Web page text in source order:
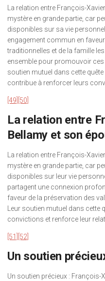
La relation entre François-
mystère en grande partie, car
disponibles sur sa vie
engagement commun en
traditionnelles et de la famille
ensemble pour promouvoir ces
soutien mutuel dans cette
contribue à renforcer leurs
[49] [50]
La relation entre
Bellamy et son
La relation entre François-
mystère en grande partie, car
disponibles sur leur vie
partagent une connexion
faveur de la préservation des
Leur soutien mutuel dans
convictions et renforce leur
[51] [52]
Un soutien
Un soutien précieux : François-